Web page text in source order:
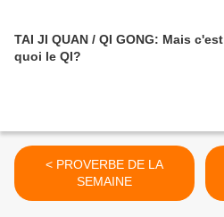
TAI JI QUAN / QI GONG: Mais c'est
quoi le QI?
< PROVERBE DE LA
SEMAINE